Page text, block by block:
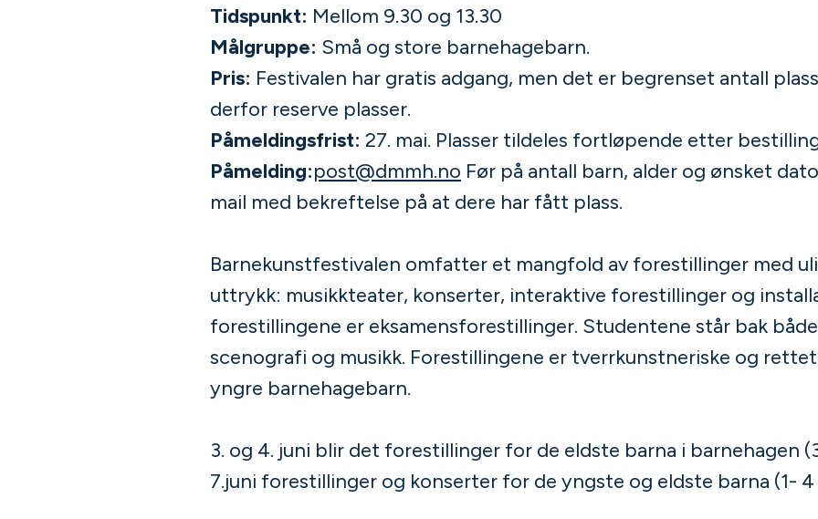
Tidspunkt: Mellom 9.30 og 13.30
Målgruppe: Små og store barnehagebarn.
Pris: Festivalen har gratis adgang, men det er begrenset antall
derfor reserve plasser.
Påmeldingsfrist: 27. mai. Plasser tildeles fortløpende etter
Påmelding:post@dmmh.no Før på antall barn, alder og ønsket
mail med bekreftelse på at dere har fått plass.
Barnekunstfestivalen omfatter et mangfold av forestillinger med
uttrykk: musikkteater, konserter, interaktive forestillinger og
forestillingene er eksamensforestillinger. Studentene står bak
scenografi og musikk. Forestillingene er tverrkunstneriske og
yngre barnehagebarn.
3. og 4. juni blir det forestillinger for de eldste barna i barnehagen
7.juni forestillinger og konserter for de yngste og eldste barna (1- 4